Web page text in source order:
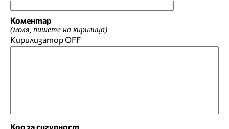
Коментар
(моля, пишете на кирилица)
КирилизаторOFF
Код за сигурност